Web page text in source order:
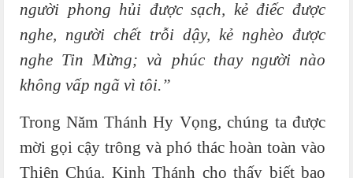
người phong hủi được sạch, kẻ điếc được
nghe, người chết trỗi dậy, kẻ nghèo được
nghe Tin Mừng; và phúc thay người nào
không vấp ngã vì tôi.”
Trong Năm Thánh Hy Vọng, chúng ta được
mời gọi cậy trông và phó thác hoàn toàn vào
Thiên Chúa. Kinh Thánh cho thấy biết bao